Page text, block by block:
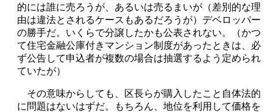
的には誰に売ろうが、あるいは売るまいが（差別的な理
由は違法とされるケースもあるだろうが）デベロッパー
の勝手だ。いくらで分譲したかも公表されない。（かつ
て住宅金融公庫付きマンション制度があったときは、必
ず公告して申込者が複数の場合は抽選するよう定められ
ていたが）
その意味からしても、区長らが購入したこと自体法的
に問題はないはずだ。もちろん、地位を利用して価格を